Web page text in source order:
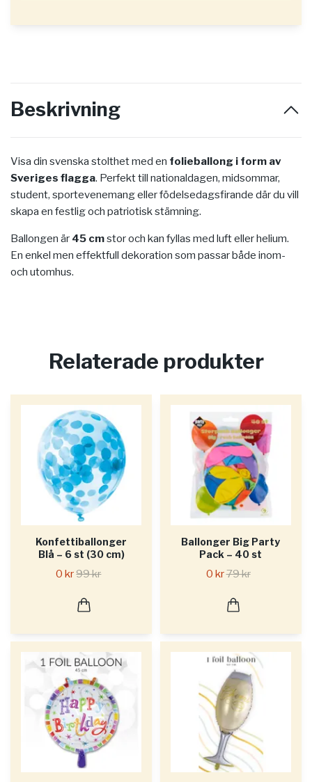
Beskrivning
Visa din svenska stolthet med en folieballong i form av
Sveriges flagga. Perfekt till nationaldagen, midsommar,
student, sportevenemang eller födelsedagsfirande där du vill
skapa en festlig och patriotisk stämning.
Ballongen är 45 cmstor och kan fyllas med luft eller helium.
En enkel men effektfull dekoration som passar både inom-
och utomhus.
Relaterade produkter
Konfettiballonger
Blå – 6 st (30 cm)
0 kr99 kr
Ballonger Big Party
Pack – 40 st
0 kr79 kr